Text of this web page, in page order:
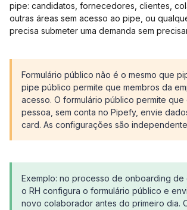
pipe: candidatos, fornecedores, clientes,
outras áreas sem acesso ao pipe, ou
precisa submeter uma demanda sem
Formulário público não é o mesmo que
pipe público permite que membros da
acesso. O formulário público permite que
pessoa, sem conta no Pipefy, envie
card. As configurações são
Exemplo: no processo de onboarding de
o RH configura o formulário público e
novo colaborador antes do primeiro dia.